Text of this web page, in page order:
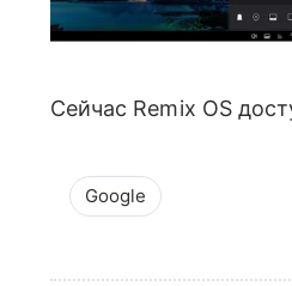
Сейчас Remix OS
Google